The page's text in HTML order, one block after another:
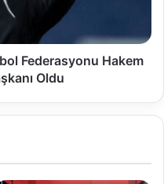
Federasyonu Hakem
Oldu